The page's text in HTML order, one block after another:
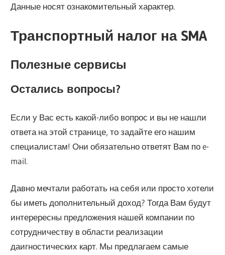
Данные носят ознакомительный характер.
Транспортный налог на SMA
Полезные сервисы
Остались вопросы?
Если у Вас есть какой-либо вопрос и вы не нашли
ответа на этой странице, то задайте его нашим
специалистам! Они обязательно ответят Вам по e-
mail.
Давно мечтали работать на себя или просто хотели
бы иметь дополнительный доход? Тогда Вам будут
интерересны предложения нашей компании по
сотрудничеству в области реализации
даигностических карт. Мы предлагаем самые